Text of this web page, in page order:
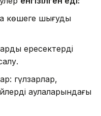
көшеге шығуды
ересектердің
гүлзарлар,
аулаларындағы